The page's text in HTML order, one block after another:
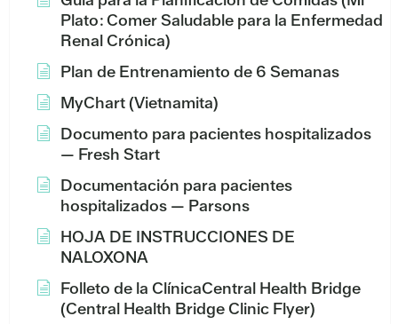
Plato: Comer Saludable para la Enfermedad
Renal Crónica)
Plan de Entrenamiento de 6 Semanas
MyChart (Vietnamita)
Documento para pacientes hospitalizados
— Fresh Start
Documentación para pacientes
hospitalizados — Parsons
HOJA DE INSTRUCCIONES DE
NALOXONA
Folleto de la ClínicaCentral Health Bridge
(Central Health Bridge Clinic Flyer)